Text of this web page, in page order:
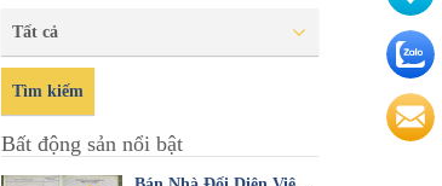
Tất cả
Tìm kiếm
Bất động sản nổi bật